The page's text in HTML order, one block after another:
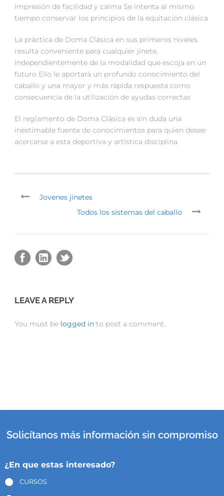
impresión de facilidad y calma Se intenta al mismo
tiempo conservar los principios de la equitación clásica
La práctica de Doma Clásica en sus primeros niveles
resulta conveniente para cualquier jinete,
independientemente de la modalidad que escoja en un
futuro Ello le aportará un profundo conocimiento del
caballo y una mayor y más rápida respuesta como
consecuencia de la utilización de ayudas correctas
El reglamento de Doma Clásica es sin duda una
inestimable fuente de conocimientos para quien desee
acercarse a esta deportiva y artística disciplina
Jovenes jinetes
Todos los sístemas del caballo
LEAVE A REPLY
You must be logged in to post a comment.
Solicítanos más información sin compromiso
¿En que estas interesado?
CURSOS